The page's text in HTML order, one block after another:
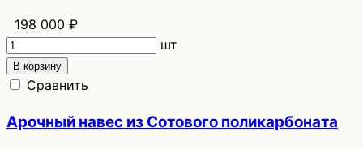
198 000 ₽
шт
В корзину
Сравнить
Арочный навес из Сотового поликарбоната